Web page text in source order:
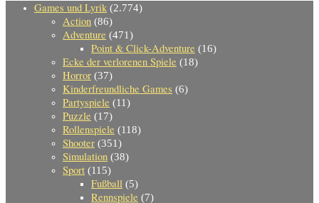
Games und Lyrik (2.774)
Action (86)
Adventure (471)
Point & Click-Adventure (16)
Ecke der verlorenen Spiele (18)
Horror (37)
Kinderfreundliche Games (6)
Partyspiele (11)
Puzzle (17)
Rollenspiele (118)
Shooter (351)
Simulation (38)
Sport (115)
Fußball (5)
Rennspiele (7)